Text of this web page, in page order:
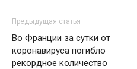
Предыдущая статья
Во Франции за сутки от
коронавируса погибло
рекордное количество